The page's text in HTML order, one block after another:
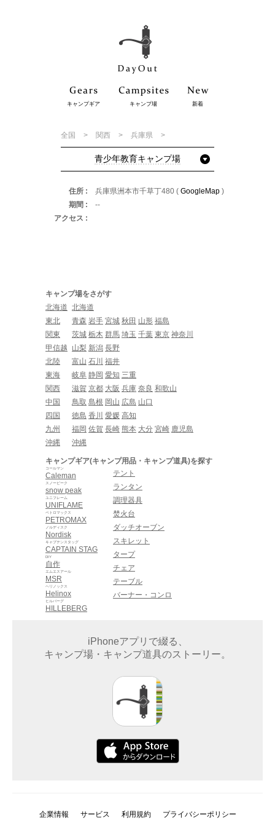
キャンプギア キャンプ場 新着
全国 関西 兵庫県
青少年教育キャンプ場
住所 兵庫県洲本市千草丁480 ( GoogleMap )
期間
--
アクセス
キャンプ場をさがす
北海道 北海道
東北
青森 岩手 宮城 秋田 山形 福島
関東
茨城 栃木 群馬 埼玉 千葉 東京 神奈川
甲信越
山梨 新潟 長野
北陸
富山 石川 福井
東海
岐阜 静岡 愛知 三重
関西
滋賀 京都 大阪 兵庫 奈良 和歌山
中国
鳥取 島根 岡山 広島 山口
四国
徳島 香川 愛媛 高知
九州
福岡 佐賀 長崎 熊本 大分 宮崎 鹿児島
沖縄
沖縄
キャンプギア(キャンプ用品・キャンプ道具)を探す
Caleman
コールマン
snow peak
スノーピーク
UNIFLAME
ユニフレーム
PETROMAX
ペトロマックス
Nordisk
ノルディスク
CAPTAIN STAG
キャプテンスタッグ
自作
DIY
MSR
エムエスアール
Helinox
ヘリノックス
HILLEBERG
ヒルバーグ
テント
ランタン
調理器具
焚火台
ダッチオーブン
スキレット
タープ
チェア
テーブル
バーナー・コンロ
iPhoneアプリで綴る、
キャンプ場・キャンプ道具のストーリー。
企業情報 サービス 利用規約 プライバシーポリシー